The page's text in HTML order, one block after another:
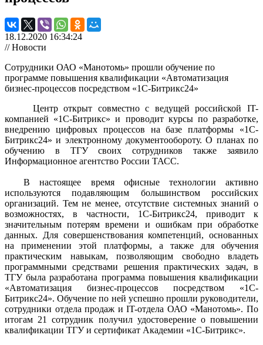
18.12.2020 16:34:24
// Новости
Сотрудники ОАО «Манотомь» прошли обучение по
программе повышения квалификации «Автоматизация
бизнес-процессов посредством «1C-Битрикс24»
Центр открыт совместно с ведущей российской IT-
компанией «1С-Битрикс» и проводит курсы по разработке,
внедрению цифровых процессов на базе платформы «1С-
Битрикс24» и электронному документообороту. О планах по
обучению в ТГУ своих сотрудников также заявило
Информационное агентство России ТАСС.
В настоящее время офисные технологии активно
используются подавляющим большинством российских
организаций. Тем не менее, отсутствие системных знаний о
возможностях, в частности, 1C-Битрикс24, приводит к
значительным потерям времени и ошибкам при обработке
данных. Для совершенствования компетенций, основанных
на применении этой платформы, а также для обучения
практическим навыкам, позволяющим свободно владеть
программными средствами решения практических задач, в
ТГУ была разработана программа повышения квалификации
«Автоматизация бизнес-процессов посредством «1C-
Битрикс24». Обучение по ней успешно прошли руководители,
сотрудники отдела продаж и IT-отдела ОАО «Манотомь». По
итогам 21 сотрудник получил удостоверение о повышении
квалификации ТГУ и сертификат Академии «1С-Битрикс».